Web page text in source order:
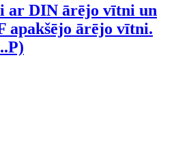
ar DIN ārējo vītni un
apakšējo ārējo vītni.